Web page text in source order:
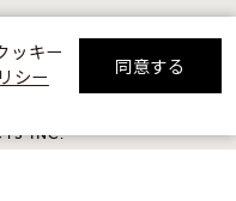
絞り込んで検索する
INC.
ッキー
シー
同意する